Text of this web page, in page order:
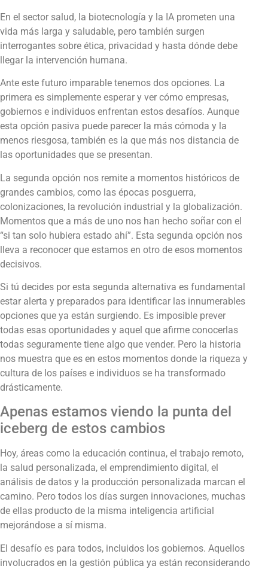
En el sector salud, la biotecnología y la IA prometen una
vida más larga y saludable, pero también surgen
interrogantes sobre ética, privacidad y hasta dónde debe
llegar la intervención humana.
Ante este futuro imparable tenemos dos opciones. La
primera es simplemente esperar y ver cómo empresas,
gobiernos e individuos enfrentan estos desafíos. Aunque
esta opción pasiva puede parecer la más cómoda y la
menos riesgosa, también es la que más nos distancia de
las oportunidades que se presentan.
La segunda opción nos remite a momentos históricos de
grandes cambios, como las épocas posguerra,
colonizaciones, la revolución industrial y la globalización.
Momentos que a más de uno nos han hecho soñar con el
“si tan solo hubiera estado ahí”. Esta segunda opción nos
lleva a reconocer que estamos en otro de esos momentos
decisivos.
Si tú decides por esta segunda alternativa es fundamental
estar alerta y preparados para identificar las innumerables
opciones que ya están surgiendo. Es imposible prever
todas esas oportunidades y aquel que afirme conocerlas
todas seguramente tiene algo que vender. Pero la historia
nos muestra que es en estos momentos donde la riqueza y
cultura de los países e individuos se ha transformado
drásticamente.
Apenas estamos viendo la punta del
iceberg de estos cambios
Hoy, áreas como la educación continua, el trabajo remoto,
la salud personalizada, el emprendimiento digital, el
análisis de datos y la producción personalizada marcan el
camino. Pero todos los días surgen innovaciones, muchas
de ellas producto de la misma inteligencia artificial
mejorándose a sí misma.
El desafío es para todos, incluidos los gobiernos. Aquellos
involucrados en la gestión pública ya están reconsiderando